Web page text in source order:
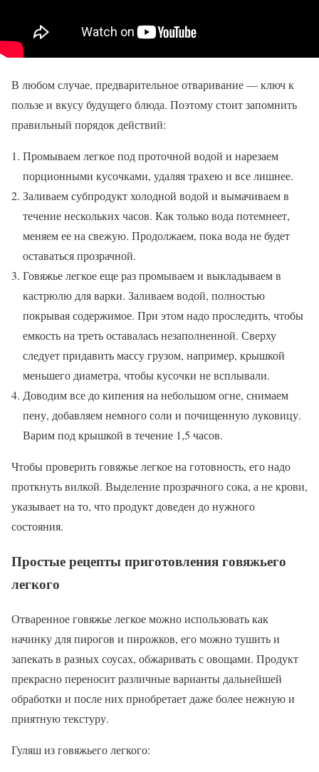
В любом случае, предварительное отваривание — ключ к
пользе и вкусу будущего блюда. Поэтому стоит запомнить
правильный порядок действий:
Промываем легкое под проточной водой и нарезаем
порционными кусочками, удаляя трахею и все лишнее.
Заливаем субпродукт холодной водой и вымачиваем в
течение нескольких часов. Как только вода потемнеет,
меняем ее на свежую. Продолжаем, пока вода не будет
оставаться прозрачной.
Говяжье легкое еще раз промываем и выкладываем в
кастрюлю для варки. Заливаем водой, полностью
покрывая содержимое. При этом надо проследить, чтобы
емкость на треть оставалась незаполненной. Сверху
следует придавить массу грузом, например, крышкой
меньшего диаметра, чтобы кусочки не всплывали.
Доводим все до кипения на небольшом огне, снимаем
пену, добавляем немного соли и почищенную луковицу.
Варим под крышкой в течение 1,5 часов.
Чтобы проверить говяжье легкое на готовность, его надо
проткнуть вилкой. Выделение прозрачного сока, а не крови,
указывает на то, что продукт доведен до нужного
состояния.
Простые рецепты приготовления говяжьего
легкого
Отваренное говяжье легкое можно использовать как
начинку для пирогов и пирожков, его можно тушить и
запекать в разных соусах, обжаривать с овощами. Продукт
прекрасно переносит различные варианты дальнейшей
обработки и после них приобретает даже более нежную и
приятную текстуру.
Гуляш из говяжьего легкого: